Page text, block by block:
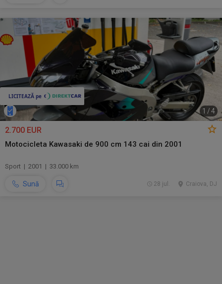
1 /4
2.700 EUR
Motocicleta Kawasaki de 900 cm 143 cai din 2001
Sport | 2001 | 33.000 km
Sună Craiova, DJ
28 jul.